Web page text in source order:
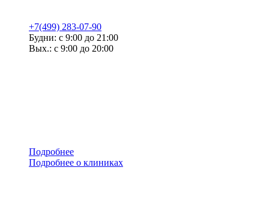
+7(499) 283-07-90
Будни: с 9:00 до 21:00
Вых.: с 9:00 до 20:00
Подробнее
Подробнее о клиниках